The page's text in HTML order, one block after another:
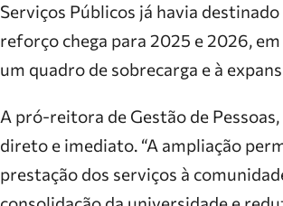
Serviços Públicos já havia
reforço chega para 2025 e 2026,
um quadro de sobrecarga e à
A pró-reitora de Gestão de
direto e imediato. “A ampliação
prestação dos serviços à